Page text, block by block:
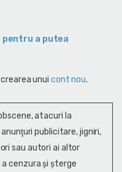
a putea
unui cont nou.
atacuri la
publicitare, jigniri,
sau autori ai altor
cenzura și şterge